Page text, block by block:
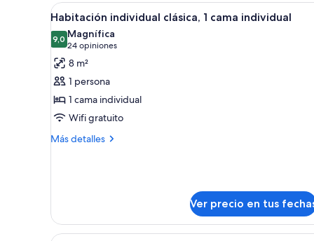
Ver
todas
las
fotos
de
Habitación
individual
clásica,
1
Habitación de hotel con
3
Habitación individual clásica, 1 cama individual
9,09,0 de 10
Magnífica
24 opiniones
(24
opiniones)
8 m²
1 persona
1 cama individual
Wifi gratuito
Más detalles
Más
1
cama
Ver precio en tus
Una habitación de hotel con